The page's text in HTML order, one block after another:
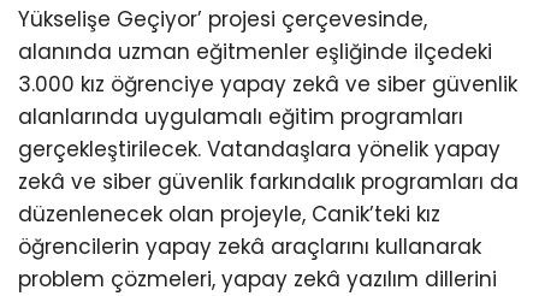
Yükselişe Geçiyor’ projesi çerçevesinde,
alanında uzman eğitmenler eşliğinde ilçedeki
3.000 kız öğrenciye yapay zekâ ve siber güvenlik
alanlarında uygulamalı eğitim programları
gerçekleştirilecek. Vatandaşlara yönelik yapay
zekâ ve siber güvenlik farkındalık programları da
düzenlenecek olan projeyle, Canik’teki kız
öğrencilerin yapay zekâ araçlarını kullanarak
problem çözmeleri, yapay zekâ yazılım dillerini